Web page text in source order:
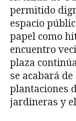
permitido
espacio
papel como
encuentro
plaza
se acabará
plantaciones
jardineras y